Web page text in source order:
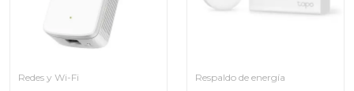
Redes y Wi-Fi Respaldo de energía